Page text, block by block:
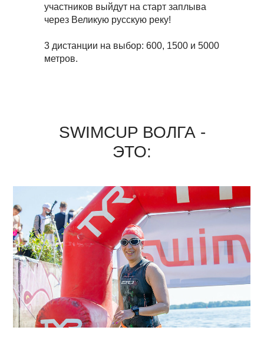
участников выйдут на старт заплыва
через Великую русскую реку!
3 дистанции на выбор: 600, 1500 и 5000
метров.
SWIMCUP ВОЛГА -
ЭТО: